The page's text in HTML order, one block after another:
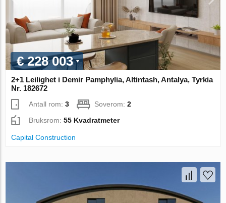
€ 228 003
2+1 Leilighet i Demir Pamphylia, Altintash, Antalya, Tyrkia
Nr. 182672
Antall rom:3 Soverom:2
Bruksrom:55 Kvadratmeter
Capital Construction